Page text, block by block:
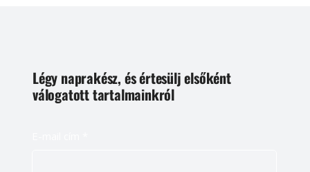
Légy naprakész, és értesülj elsőként
válogatott tartalmainkról